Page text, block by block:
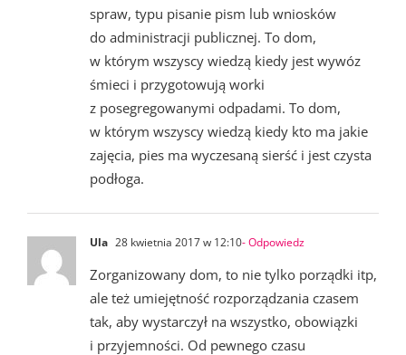
spraw, typu pisanie pism lub wniosków
do administracji publicznej. To dom,
w którym wszyscy wiedzą kiedy jest wywóz
śmieci i przygotowują worki
z posegregowanymi odpadami. To dom,
w którym wszyscy wiedzą kiedy kto ma jakie
zajęcia, pies ma wyczesaną sierść i jest czysta
podłoga.
Ula 28 kwietnia 2017 w 12:10- Odpowiedz
Zorganizowany dom, to nie tylko porządki itp,
ale też umiejętność rozporządzania czasem
tak, aby wystarczył na wszystko, obowiązki
i przyjemności. Od pewnego czasu